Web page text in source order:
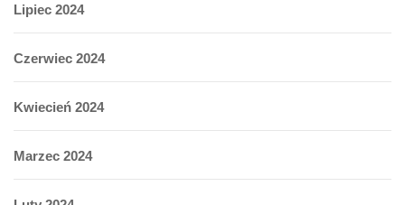
Lipiec 2024
Czerwiec 2024
Kwiecień 2024
Marzec 2024